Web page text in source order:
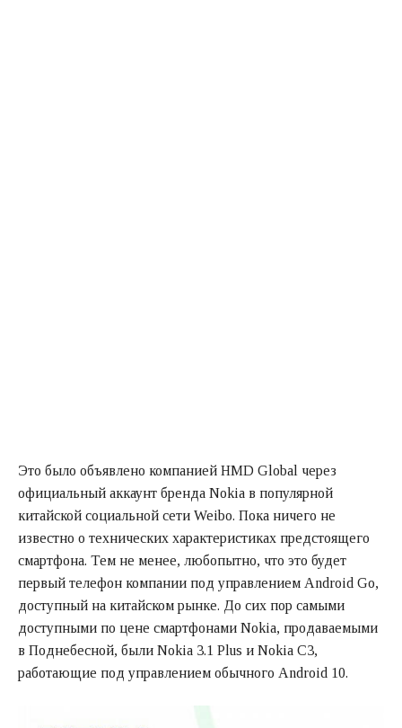
Это было объявлено компанией HMD Global через
официальный аккаунт бренда Nokia в популярной
китайской социальной сети Weibo. Пока ничего не
известно о технических характеристиках предстоящего
смартфона. Тем не менее, любопытно, что это будет
первый телефон компании под управлением Android Go,
доступный на китайском рынке. До сих пор самыми
доступными по цене смартфонами Nokia, продаваемыми
в Поднебесной, были Nokia 3.1 Plus и Nokia C3,
работающие под управлением обычного Android 10.